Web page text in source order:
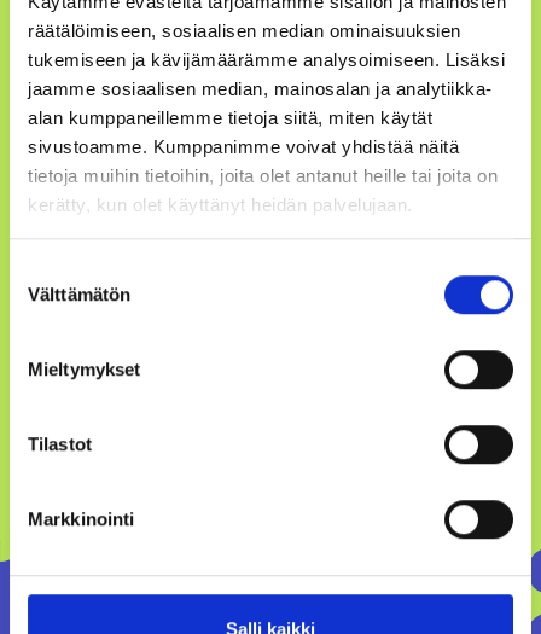
räätälöimiseen, sosiaalisen median ominaisuuksien
tukemiseen ja kävijämäärämme analysoimiseen. Lisäksi
jaamme sosiaalisen median, mainosalan ja analytiikka-
alan kumppaneillemme tietoja siitä, miten käytät
sivustoamme. Kumppanimme voivat yhdistää näitä
tietoja muihin tietoihin, joita olet antanut heille tai joita on
kerätty, kun olet käyttänyt heidän palvelujaan.
valinta
Välttämätön
Mieltymykset
Tilastot
Markkinointi
Salli kaikki